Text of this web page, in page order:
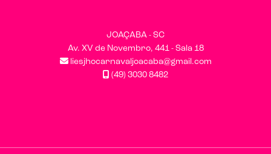
JOAÇABA - SC
Av. XV de Novembro, 441 - Sala 18
liesjhocarnavaljoacaba@gmail.com
(49) 3030 8482